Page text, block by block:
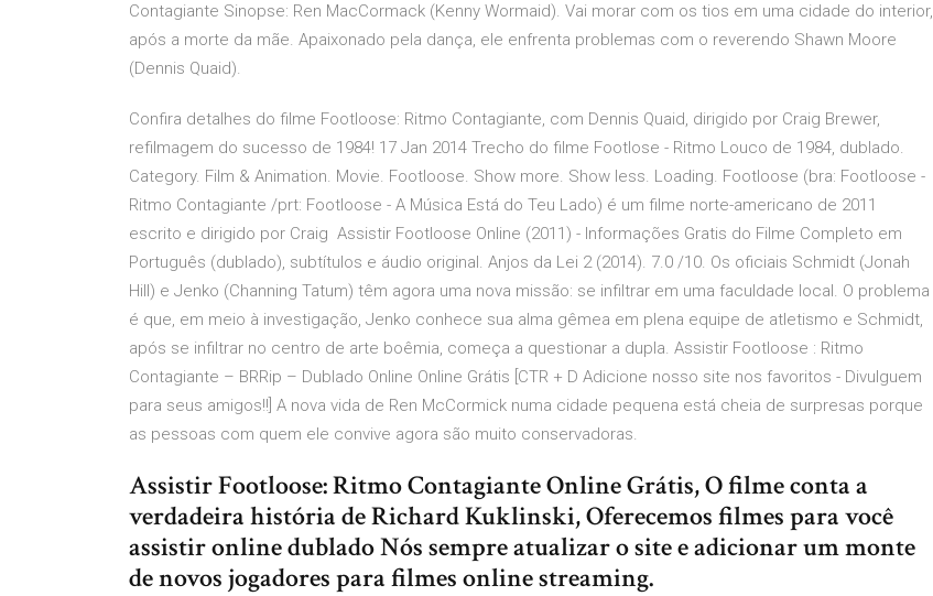
Contagiante Sinopse: Ren MacCormack (Kenny Wormaid). Vai morar com os tios em uma cidade do interior,
após a morte da mãe. Apaixonado pela dança, ele enfrenta problemas com o reverendo Shawn Moore
(Dennis Quaid).
Confira detalhes do filme Footloose: Ritmo Contagiante, com Dennis Quaid, dirigido por Craig Brewer,
refilmagem do sucesso de 1984! 17 Jan 2014 Trecho do filme Footlose - Ritmo Louco de 1984, dublado.
Category. Film & Animation. Movie. Footloose. Show more. Show less. Loading. Footloose (bra: Footloose -
Ritmo Contagiante /prt: Footloose - A Música Está do Teu Lado) é um filme norte-americano de 2011
escrito e dirigido por Craig Assistir Footloose Online (2011) - Informações Gratis do Filme Completo em
Português (dublado), subtítulos e áudio original. Anjos da Lei 2 (2014). 7.0 /10. Os oficiais Schmidt (Jonah
Hill) e Jenko (Channing Tatum) têm agora uma nova missão: se infiltrar em uma faculdade local. O problema
é que, em meio à investigação, Jenko conhece sua alma gêmea em plena equipe de atletismo e Schmidt,
após se infiltrar no centro de arte boêmia, começa a questionar a dupla. Assistir Footloose : Ritmo
Contagiante – BRRip – Dublado Online Online Grátis [CTR + D Adicione nosso site nos favoritos - Divulguem
para seus amigos!!] A nova vida de Ren McCormick numa cidade pequena está cheia de surpresas porque
as pessoas com quem ele convive agora são muito conservadoras.
Assistir Footloose: Ritmo Contagiante Online Grátis, O filme conta a
verdadeira história de Richard Kuklinski, Oferecemos filmes para você
assistir online dublado Nós sempre atualizar o site e adicionar um monte
de novos jogadores para filmes online streaming.